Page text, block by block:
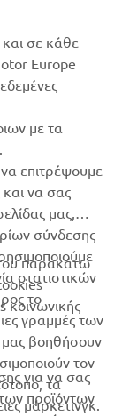
ή μη
συγκατάθεση
Motor
τους
σε κάθε
Europe
με τα
επιτρέψουμε
και να σας
μας,
σύνδεσης
στατιστικών
το
γραμμές των
βοηθήσουν
τον
τα
μάρκετινγκ.
παρακάτω
κοινωνικής
για να σας
προϊόντων